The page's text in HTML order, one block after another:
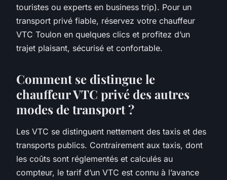
touristes ou experts en business trip). Pour un
transport privé fiable, réservez votre chauffeur
VTC Toulon en quelques clics et profitez d’un
trajet plaisant, sécurisé et confortable.
Comment se distingue le
chauffeur VTC privé des autres
modes de transport ?
Les VTC se distinguent nettement des taxis et des
transports publics. Contrairement aux taxis, dont
les coûts sont réglementés et calculés au
compteur, le tarif d’un VTC est connu à l’avance